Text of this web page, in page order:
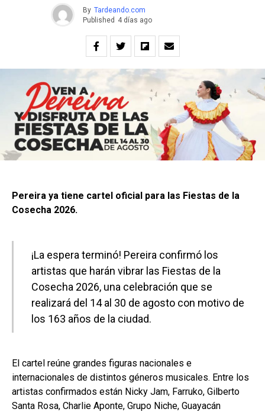
By Tardeando.com
Published 4 días ago
Pereira ya tiene cartel oficial para las Fiestas de la
Cosecha 2026.
¡La espera terminó! Pereira confirmó los
artistas que harán vibrar las Fiestas de la
Cosecha 2026, una celebración que se
realizará del 14 al 30 de agosto con motivo de
los 163 años de la ciudad.
El cartel reúne grandes figuras nacionales e
internacionales de distintos géneros musicales. Entre los
artistas confirmados están Nicky Jam, Farruko, Gilberto
Santa Rosa, Charlie Aponte, Grupo Niche, Guayacán